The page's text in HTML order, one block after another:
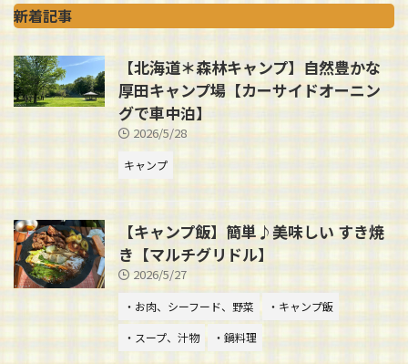
新着記事
【北海道＊森林キャンプ】自然豊かな
厚田キャンプ場【カーサイドオーニン
グで車中泊】
2026/5/28
キャンプ
【キャンプ飯】簡単♪美味しい すき焼
き【マルチグリドル】
2026/5/27
・お肉、シーフード、野菜
・キャンプ飯
・スープ、汁物
・鍋料理